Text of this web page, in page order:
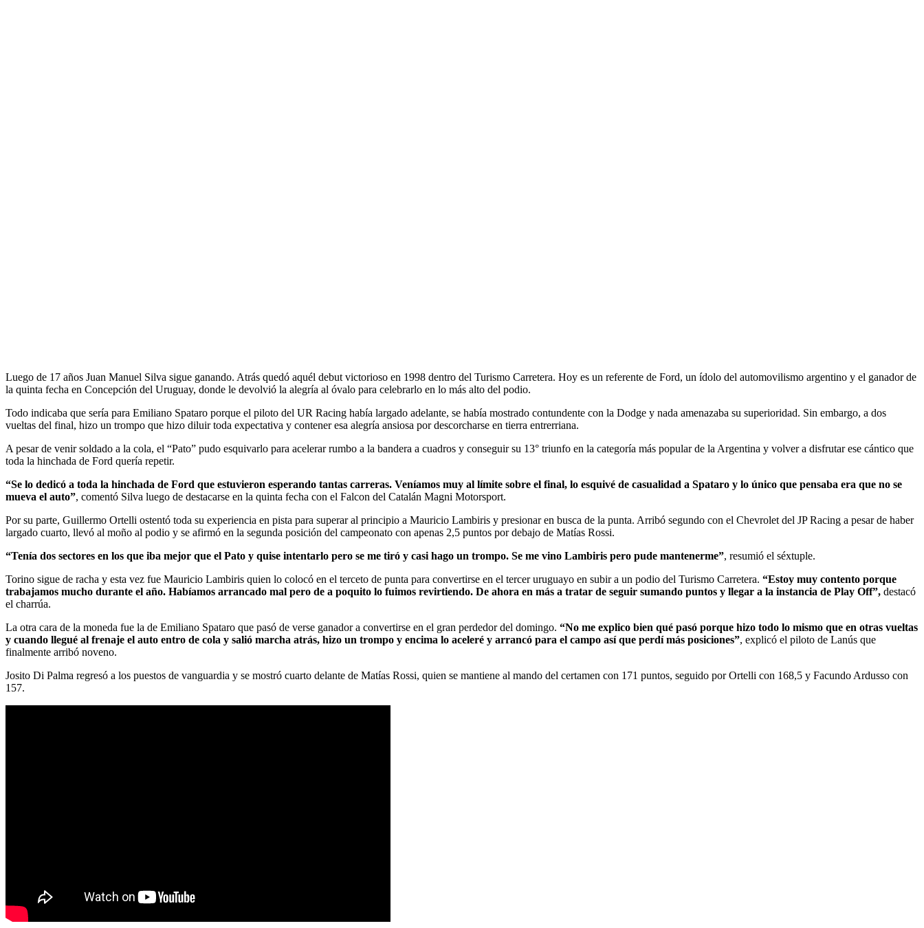
Luego de 17 años Juan Manuel Silva sigue ganando. Atrás quedó aquél debut victorioso en 1998 dentro del Turismo Carretera. Hoy es un referente de Ford, un ídolo del automovilismo argentino y el ganador de
la quinta fecha en Concepción del Uruguay, donde le devolvió la alegría al óvalo para celebrarlo en lo más alto del podio.
Todo indicaba que sería para Emiliano Spataro porque el piloto del UR Racing había largado adelante, se había mostrado contundente con la Dodge y nada amenazaba su superioridad. Sin embargo, a dos
vueltas del final, hizo un trompo que hizo diluir toda expectativa y contener esa alegría ansiosa por descorcharse en tierra entrerriana.
A pesar de venir soldado a la cola, el “Pato” pudo esquivarlo para acelerar rumbo a la bandera a cuadros y conseguir su 13° triunfo en la categoría más popular de la Argentina y volver a disfrutar ese cántico que
toda la hinchada de Ford quería repetir.
“Se lo dedicó a toda la hinchada de Ford que estuvieron esperando tantas carreras. Veníamos muy al límite sobre el final, lo esquivé de casualidad a Spataro y lo único que pensaba era que no se
mueva el auto”, comentó Silva luego de destacarse en la quinta fecha con el Falcon del Catalán Magni Motorsport.
Por su parte, Guillermo Ortelli ostentó toda su experiencia en pista para superar al principio a Mauricio Lambiris y presionar en busca de la punta. Arribó segundo con el Chevrolet del JP Racing a pesar de haber
largado cuarto, llevó al moño al podio y se afirmó en la segunda posición del campeonato con apenas 2,5 puntos por debajo de Matías Rossi.
“Tenía dos sectores en los que iba mejor que el Pato y quise intentarlo pero se me tiró y casi hago un trompo. Se me vino Lambiris pero pude mantenerme”, resumió el séxtuple.
Torino sigue de racha y esta vez fue Mauricio Lambiris quien lo colocó en el terceto de punta para convertirse en el tercer uruguayo en subir a un podio del Turismo Carretera. “Estoy muy contento porque
trabajamos mucho durante el año. Habíamos arrancado mal pero de a poquito lo fuimos revirtiendo. De ahora en más a tratar de seguir sumando puntos y llegar a la instancia de Play Off”, destacó
el charrúa.
La otra cara de la moneda fue la de Emiliano Spataro que pasó de verse ganador a convertirse en el gran perdedor del domingo. “No me explico bien qué pasó porque hizo todo lo mismo que en otras vueltas
y cuando llegué al frenaje el auto entro de cola y salió marcha atrás, hizo un trompo y encima lo aceleré y arrancó para el campo así que perdí más posiciones”, explicó el piloto de Lanús que
finalmente arribó noveno.
Josito Di Palma regresó a los puestos de vanguardia y se mostró cuarto delante de Matías Rossi, quien se mantiene al mando del certamen con 171 puntos, seguido por Ortelli con 168,5 y Facundo Ardusso con
157.